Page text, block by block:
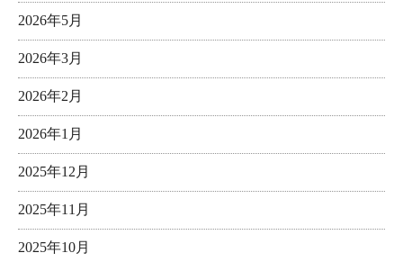
2026年5月
2026年3月
2026年2月
2026年1月
2025年12月
2025年11月
2025年10月